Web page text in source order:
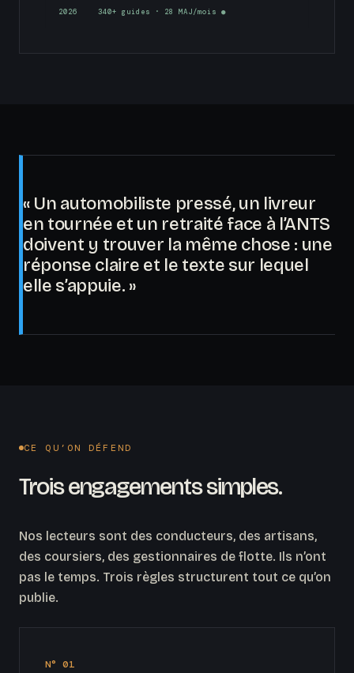
2026 340+ guides · 28 MAJ/mois ●
« Un automobiliste pressé, un livreur
en tournée et un retraité face à l’ANTS
doivent y trouver la même chose : une
réponse claire et le texte sur lequel
elle s’appuie. »
CE QU’ON DÉFEND
Trois engagements simples.
Nos lecteurs sont des conducteurs, des artisans,
des coursiers, des gestionnaires de flotte. Ils n’ont
pas le temps. Trois règles structurent tout ce qu’on
publie.
N° 01